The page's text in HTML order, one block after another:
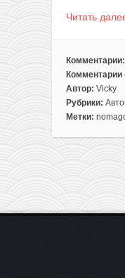
Читать
Комментарии:
Комментарии
к
записи
Распродажа
поездки
по
Европе
всего
1€!
Автор: Vicky
Рубрики:
Метки: